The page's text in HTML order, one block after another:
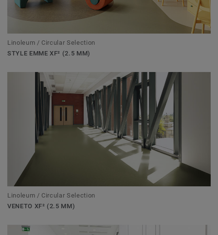
Linoleum / Circular Selection
STYLE EMME XF² (2.5 MM)
Linoleum / Circular Selection
VENETO XF² (2.5 MM)